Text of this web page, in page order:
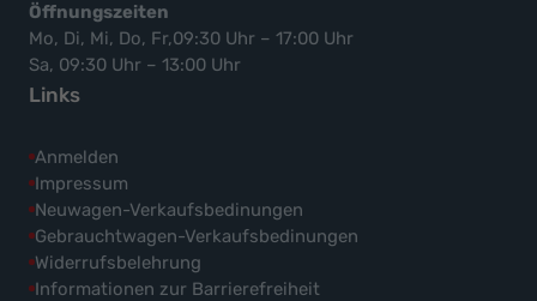
Öffnungszeiten
Mo, Di, Mi, Do, Fr,09:30 Uhr – 17:00 Uhr
Sa, 09:30 Uhr – 13:00 Uhr
Links
Anmelden
Impressum
Neuwagen-Verkaufsbedinungen
Gebrauchtwagen-Verkaufsbedinungen
Widerrufsbelehrung
Informationen zur Barrierefreiheit